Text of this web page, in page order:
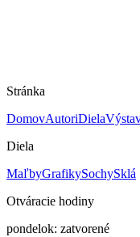
Stránka
DomovAutoriDiela
Diela
MaľbyGrafikySochySklá
Otváracie hodiny
pondelok: zatvorené